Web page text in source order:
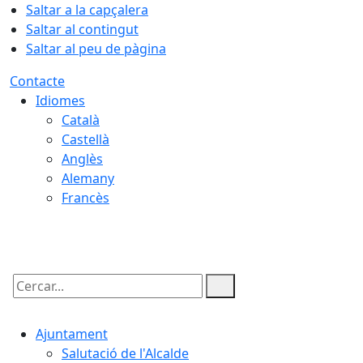
Saltar a la capçalera
Saltar al contingut
Saltar al peu de pàgina
Contacte
Idiomes
Català
Castellà
Anglès
Alemany
Francès
Cercar:
Ajuntament
Salutació de l'Alcalde